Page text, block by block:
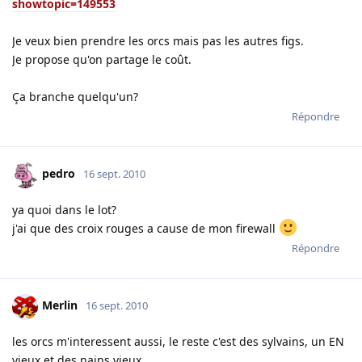
showtopic=149553
Je veux bien prendre les orcs mais pas les autres figs.
Je propose qu'on partage le coût.
Ça branche quelqu'un?
Répondre
pedro 16 sept. 2010
ya quoi dans le lot?
j'ai que des croix rouges a cause de mon firewall
Répondre
Merlin 16 sept. 2010
les orcs m'interessent aussi, le reste c'est des sylvains, un EN